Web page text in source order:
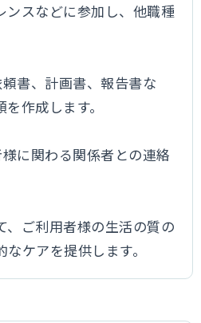
ンスなどに参加し、他職種
書、計画書、報告書な
作成します。
に関わる関係者との連絡
、ご利用者様の生活の質の
ケアを提供します。